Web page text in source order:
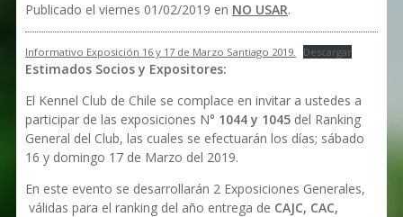
Publicado el viernes 01/02/2019 en NO USAR.
Informativo Exposición 16 y 17 de Marzo Santiago 2019. Descargar
Estimados Socios y Expositores:
El Kennel Club de Chile se complace en invitar a ustedes a
participar de las exposiciones N° 1044 y 1045 del Ranking
General del Club, las cuales se efectuarán los días; sábado
16 y domingo 17 de Marzo del 2019.
En este evento se desarrollarán 2 Exposiciones Generales,
válidas para el ranking del año entrega de CAJC, CAC,